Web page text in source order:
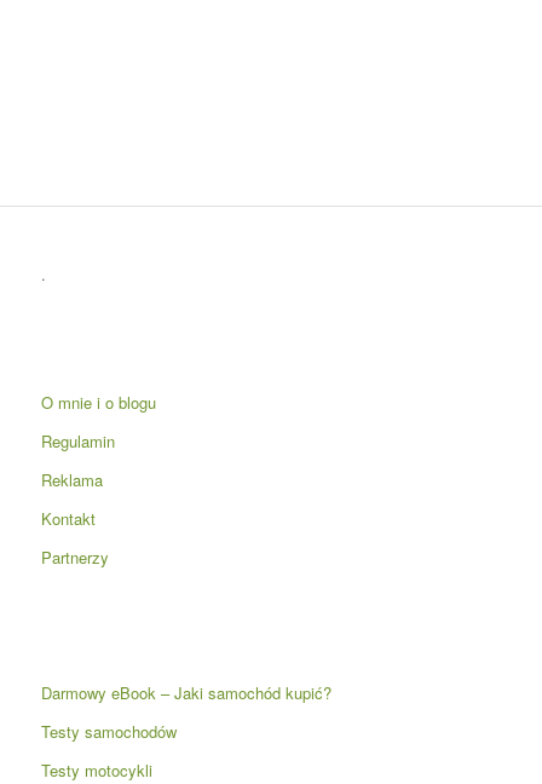
.
O mnie i o blogu
Regulamin
Reklama
Kontakt
Partnerzy
Darmowy eBook – Jaki samochód kupić?
Testy samochodów
Testy motocykli